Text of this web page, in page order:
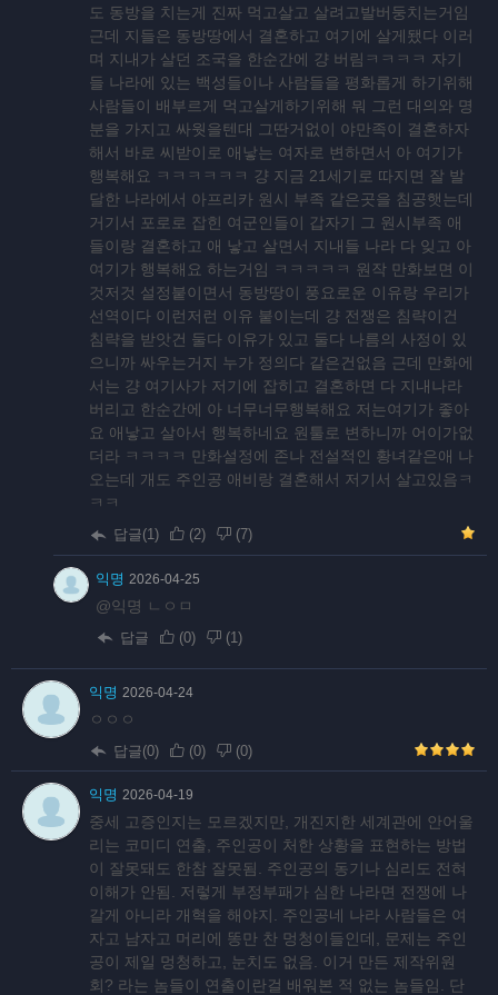
도 동방을 치는게 진짜 먹고살고 살려고발버둥치는거임
근데 지들은 동방땅에서 결혼하고 여기에 살게됐다 이러
며 지내가 살던 조국을 한순간에 걍 버림ㅋㅋㅋㅋ 자기
들 나라에 있는 백성들이나 사람들을 평화롭게 하기위해
사람들이 배부르게 먹고살게하기위해 뭐 그런 대의와 명
분을 가지고 싸웟을텐대 그딴거없이 야만족이 결혼하자
해서 바로 씨받이로 애낳는 여자로 변하면서 아 여기가
행복해요 ㅋㅋㅋㅋㅋㅋ 걍 지금 21세기로 따지면 잘 발
달한 나라에서 아프리카 원시 부족 같은곳을 침공햇는데
거기서 포로로 잡힌 여군인들이 갑자기 그 원시부족 애
들이랑 결혼하고 애 낳고 살면서 지내들 나라 다 잊고 아
여기가 행복해요 하는거임 ㅋㅋㅋㅋㅋ 원작 만화보면 이
것저것 설정붙이면서 동방땅이 풍요로운 이유랑 우리가
선역이다 이런저런 이유 붙이는데 걍 전쟁은 침략이건
침략을 받앗건 둘다 이유가 있고 둘다 나름의 사정이 있
으니까 싸우는거지 누가 정의다 같은건없음 근데 만화에
서는 걍 여기사가 저기에 잡히고 결혼하면 다 지내나라
버리고 한순간에 아 너무너무행복해요 저는여기가 좋아
요 애낳고 살아서 행복하네요 원툴로 변하니까 어이가없
더라 ㅋㅋㅋㅋ 만화설정에 존나 전설적인 황녀같은애 나
오는데 개도 주인공 애비랑 결혼해서 저기서 살고있음ㅋ
ㅋㅋ
답글(1) (2) (7)
익명 2026-04-25
@익명 ㄴㅇㅁ
답글 (0) (1)
익명 2026-04-24
ㅇㅇㅇ
답글(0) (0) (0)
익명 2026-04-19
중세 고증인지는 모르겠지만, 개진지한 세계관에 안어울
리는 코미디 연출, 주인공이 처한 상황을 표현하는 방법
이 잘못돼도 한참 잘못됨. 주인공의 동기나 심리도 전혀
이해가 안됨. 저렇게 부정부패가 심한 나라면 전쟁에 나
갈게 아니라 개혁을 해야지. 주인공네 나라 사람들은 여
자고 남자고 머리에 똥만 찬 멍청이들인데, 문제는 주인
공이 제일 멍청하고, 눈치도 없음. 이거 만든 제작위원
회? 라는 놈들이 연출이란걸 배워본 적 없는 놈들임. 단